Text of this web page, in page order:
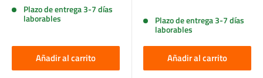
Plazo de entrega 3-7 días
laborables
Añadir al carrito
Plazo de entrega 3-7 días
laborables
Añadir al carrito